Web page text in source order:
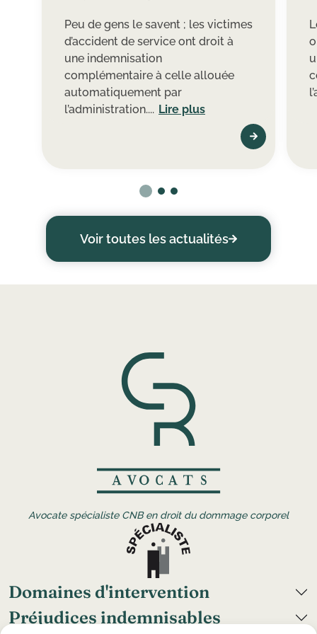
Peu de gens le savent ; les victimes
d’accident de service ont droit à
une indemnisation
complémentaire à celle allouée
automatiquement par
l’administration.... Lire plus
Voir toutes les actualités
Avocate spécialiste CNB en droit du dommage corporel
Domaines d'intervention
Préjudices indemnisables